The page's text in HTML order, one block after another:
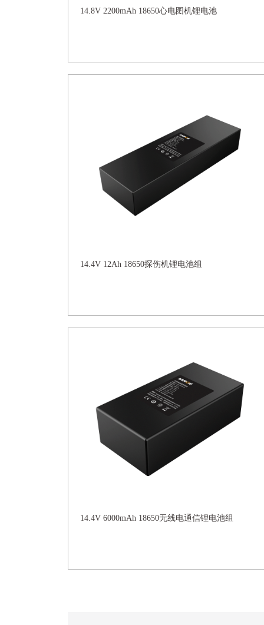
14.8V 2200mAh 18650心电图机锂电池
14.4V 12Ah 18650探伤机锂电池组
14.4V 6000mAh 18650无线电通信锂电池组